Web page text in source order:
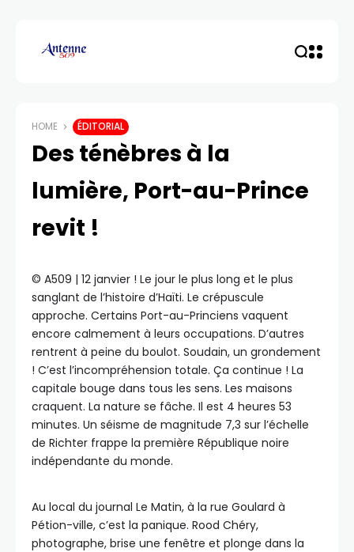
HOME ÉDITORIAL
Des ténèbres à la
lumière, Port-au-Prince
revit !
©️ A509 | 12 janvier ! Le jour le plus long et le plus
sanglant de l’histoire d’Haïti. Le crépuscule
approche. Certains Port-au-Princiens vaquent
encore calmement à leurs occupations. D’autres
rentrent à peine du boulot. Soudain, un grondement
! C’est l’incompréhension totale. Ça continue ! La
capitale bouge dans tous les sens. Les maisons
craquent. La nature se fâche. Il est 4 heures 53
minutes. Un séisme de magnitude 7,3 sur l’échelle
de Richter frappe la première République noire
indépendante du monde.
Au local du journal Le Matin, à la rue Goulard à
Pétion-ville, c’est la panique. Rood Chéry,
photographe, brise une fenêtre et plonge dans la